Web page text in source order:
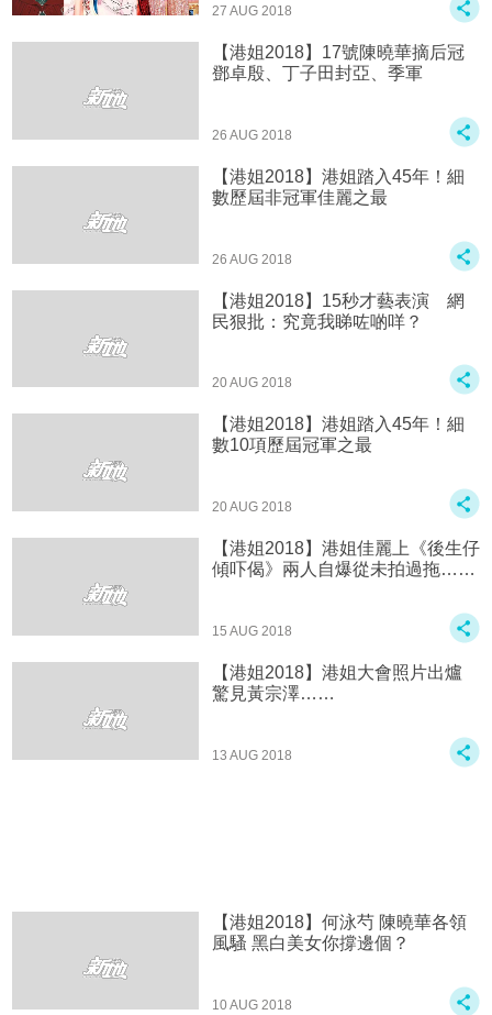
27 AUG 2018
【港姐2018】17號陳曉華摘后冠
鄧卓殷、丁子田封亞、季軍
26 AUG 2018
【港姐2018】港姐踏入45年！細
數歷屆非冠軍佳麗之最
26 AUG 2018
【港姐2018】15秒才藝表演 網
民狠批：究竟我睇咗啲咩？
20 AUG 2018
【港姐2018】港姐踏入45年！細
數10項歷屆冠軍之最
20 AUG 2018
【港姐2018】港姐佳麗上《後生仔
傾吓偈》兩人自爆從未拍過拖……
15 AUG 2018
【港姐2018】港姐大會照片出爐
驚見黃宗澤……
13 AUG 2018
【港姐2018】何泳芍 陳曉華各領
風騷 黑白美女你撐邊個？
10 AUG 2018